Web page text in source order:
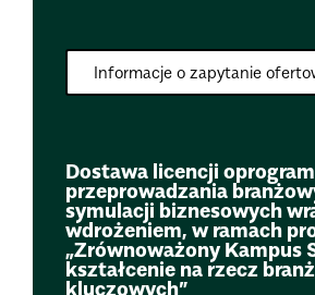
Informacje o zapytanie
Dostawa licencji
przeprowadzania
symulacji biznesowych
wdrożeniem, w ramach
„Zrównoważony Kampus
kształcenie na rzecz branż
kluczowych”